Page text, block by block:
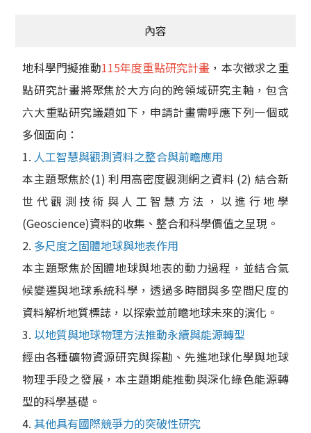
內容
地科學門擬推動115年度重點研究計畫 ，本次徵求之重
點研究計畫將聚焦於大方向的跨領域研究主軸，包含
六大重點研究議題如下，申請計畫需呼應下列一個或
多個面向：
1. 人工智慧與觀測資料之整合與前瞻應用
本主題聚焦於(1) 利用高密度觀測網之資料 (2) 結合新
世代觀測技術與人工智慧方法，以進行地學
(Geoscience)資料的收集、整合和科學價值之呈現。
2. 多尺度之固體地球與地表作用
本主題聚焦於固體地球與地表的動力過程，並結合氣
候變遷與地球系統科學，透過多時間與多空間尺度的
資料解析地質標誌，以探索並前瞻地球未來的演化。
3. 以地質與地球物理方法推動永續與能源轉型
經由各種礦物資源研究與探勘、先進地球化學與地球
物理手段之發展，本主題期能推動與深化綠色能源轉
型的科學基礎。
4.其他具有國際競爭力的突破性研究